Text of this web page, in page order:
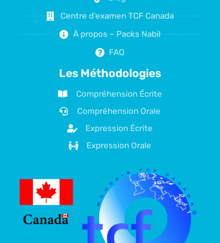
Centre d'examen TCF Canada
À propos – Packs Nabil
FAQ
Les Méthodologies
Compréhension Écrite
Compréhension Orale
Expression Écrite
Expression Orale